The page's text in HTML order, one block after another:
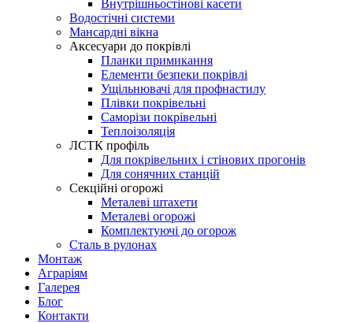
Внутрішньостінові касети
Водостічні системи
Мансардні вікна
Аксесуари до покрівлі
Планки примикання
Елементи безпеки покрівлі
Ущільнювачі для профнастилу
Плівки покрівельні
Саморізи покрівельні
Теплоізоляція
ЛСТК профіль
Для покрівельних і стінових прогонів
Для сонячних станцій
Секційні огорожі
Металеві штахети
Металеві огорожі
Комплектуючі до огорож
Сталь в рулонах
Монтаж
Аграріям
Галерея
Блог
Контакти